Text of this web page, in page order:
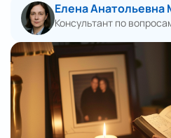
Елена Анатольевна
Консультант по